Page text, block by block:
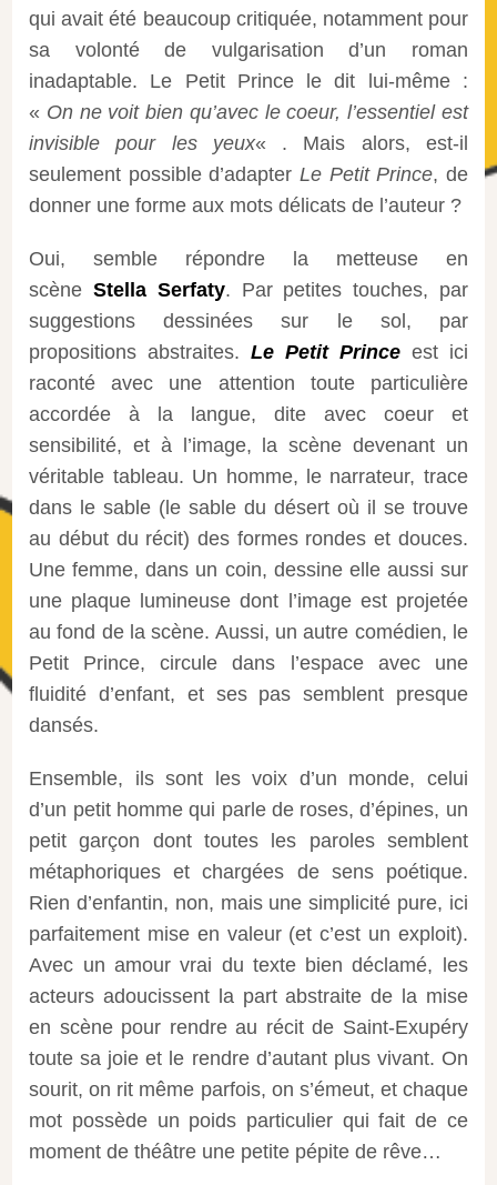
qui avait été beaucoup critiquée, notamment pour
sa volonté de vulgarisation d’un roman
inadaptable. Le Petit Prince le dit lui-même :
« On ne voit bien qu’avec le coeur, l’essentiel est
invisible pour les yeux« . Mais alors, est-il
seulement possible d’adapter Le Petit Prince, de
donner une forme aux mots délicats de l’auteur ?
Oui, semble répondre la metteuse en
scène Stella Serfaty. Par petites touches, par
suggestions dessinées sur le sol, par
propositions abstraites.Le Petit Princeest ici
raconté avec une attention toute particulière
accordée à la langue, dite avec coeur et
sensibilité, et à l’image, la scène devenant un
véritable tableau. Un homme, le narrateur, trace
dans le sable (le sable du désert où il se trouve
au début du récit) des formes rondes et douces.
Une femme, dans un coin, dessine elle aussi sur
une plaque lumineuse dont l’image est projetée
au fond de la scène. Aussi, un autre comédien, le
Petit Prince, circule dans l’espace avec une
fluidité d’enfant, et ses pas semblent presque
dansés.
Ensemble, ils sont les voix d’un monde, celui
d’un petit homme qui parle de roses, d’épines, un
petit garçon dont toutes les paroles semblent
métaphoriques et chargées de sens poétique.
Rien d’enfantin, non, mais une simplicité pure, ici
parfaitement mise en valeur (et c’est un exploit).
Avec un amour vrai du texte bien déclamé, les
acteurs adoucissent la part abstraite de la mise
en scène pour rendre au récit de Saint-Exupéry
toute sa joie et le rendre d’autant plus vivant. On
sourit, on rit même parfois, on s’émeut, et chaque
mot possède un poids particulier qui fait de ce
moment de théâtre une petite pépite de rêve…